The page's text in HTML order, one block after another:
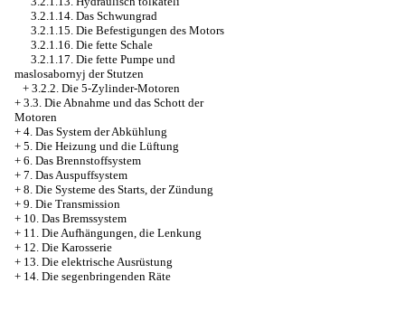
3.2.1.14. Das Schwungrad
3.2.1.15. Die Befestigungen des Motors
3.2.1.16. Die fette Schale
3.2.1.17. Die fette Pumpe und
maslosabornyj der Stutzen
+ 3.2.2. Die 5-Zylinder-Motoren
+ 3.3. Die Abnahme und das Schott der
Motoren
+ 4. Das System der Abkühlung
+ 5. Die Heizung und die Lüftung
+ 6. Das Brennstoffsystem
+ 7. Das Auspuffsystem
+ 8. Die Systeme des Starts, der Zündung
+ 9. Die Transmission
+ 10. Das Bremssystem
+ 11. Die Aufhängungen, die Lenkung
+ 12. Die Karosserie
+ 13. Die elektrische Ausrüstung
+ 14. Die segenbringenden Räte